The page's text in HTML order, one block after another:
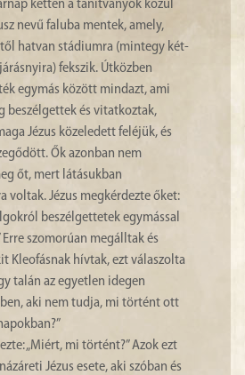
ketten a tanítványok közül
nevű faluba mentek, amely,
hatvan stádiumra (mintegy két-
fekszik. Útközben
egymás között mindazt, ami
beszélgettek és vitatkoztak,
Jézus közeledett feléjük, és
Ők azonban nem
őt, mert látásukban
voltak. Jézus megkérdezte őket:
beszélgettetek egymással
Erre szomorúan megálltak és
Kleofásnak hívtak, ezt válaszolta
talán az egyetlen idegen
aki nem tudja, mi történt ott
„Miért, mi történt?” Azok ezt
Jézus esete, aki szóban és